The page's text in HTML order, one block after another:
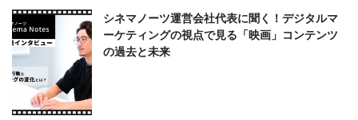
シネマノーツ運営会社代表に聞く！デジタルマ
ーケティングの視点で見る「映画」コンテンツ
の過去と未来